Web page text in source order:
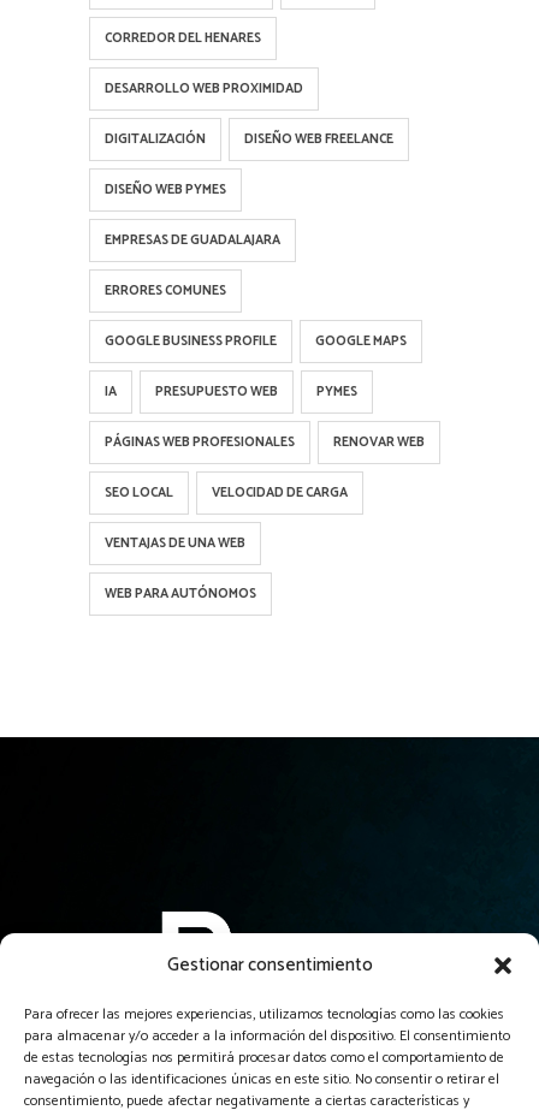
Gestionar consentimiento
Para ofrecer las mejores experiencias, utilizamos tecnologías como las cookies
para almacenar y/o acceder a la información del dispositivo. El consentimiento
de estas tecnologías nos permitirá procesar datos como el comportamiento de
navegación o las identificaciones únicas en este sitio. No consentir o retirar el
consentimiento, puede afectar negativamente a ciertas características y
CORREDOR DEL HENARES
DESARROLLO WEB PROXIMIDAD
DIGITALIZACIÓN DISEÑO WEB FREELANCE
DISEÑO WEB PYMES
EMPRESAS DE GUADALAJARA
ERRORES COMUNES
GOOGLE BUSINESS PROFILE GOOGLE MAPS
IA PRESUPUESTO WEB PYMES
PÁGINAS WEB PROFESIONALES RENOVAR WEB
SEO LOCAL VELOCIDAD DE CARGA
VENTAJAS DE UNA WEB
WEB PARA AUTÓNOMOS
El servicio profesional de creación de páginas web más
asequible y garantizado de Guadalajara y alrededores.